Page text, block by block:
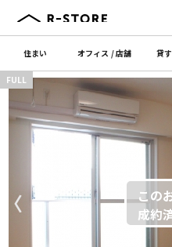
住まい オフィス /店舗 貸す
〈
FULL